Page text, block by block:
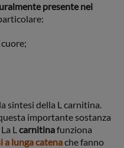
presente nei
sintesi della L carnitina.
importante sostanza
Lcarnitinafunziona
a lunga catenache fanno